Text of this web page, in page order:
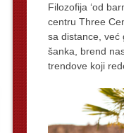
Filozofija ‘od
centru Three
sa distance, već
šanka, brend
trendove koji